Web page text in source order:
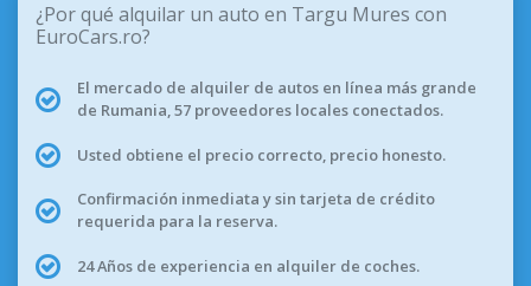
¿Por qué alquilar un auto en Targu Mures con
EuroCars.ro?
El mercado de alquiler de autos en línea más grande
de Rumania, 57 proveedores locales conectados.
Usted obtiene el precio correcto, precio honesto.
Confirmación inmediata y sin tarjeta de crédito
requerida para la reserva.
24 Años de experiencia en alquiler de coches.